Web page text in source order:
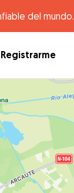
del mundo.
Registrarme